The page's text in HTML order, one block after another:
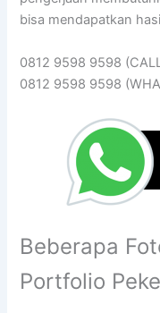
bisa mendapatkan
0812 9598 9598
0812 9598 9598
Beberapa
Portfolio